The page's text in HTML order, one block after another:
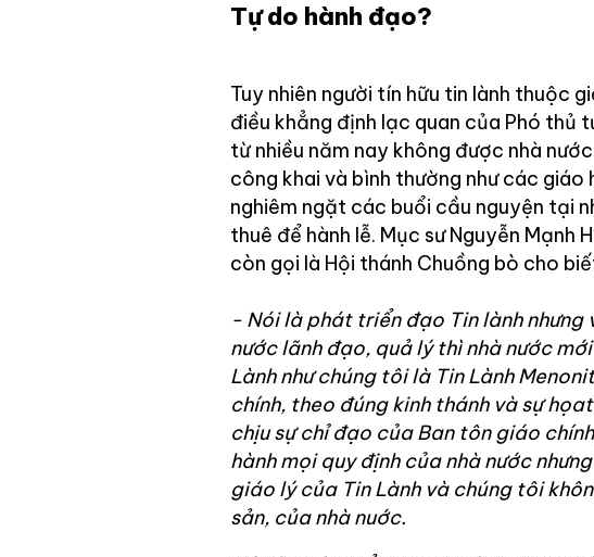
Tự do hành đạo?
Tuy nhiên người tín hữu tin lành thuộc
điều khẳng định lạc quan của Phó thủ
từ nhiều năm nay không được nhà
công khai và bình thường như các
nghiêm ngặt các buổi cầu nguyện tại
thuê để hành lễ. Mục sư Nguyễn Mạnh
còn gọi là Hội thánh Chuồng bò cho
- Nói là phát triển đạo Tin lành nhưng
nước lãnh đạo, quả lý thì nhà nước
Lành như chúng tôi là Tin Lành
chính, theo đúng kinh thánh và sự
chịu sự chỉ đạo của Ban tôn giáo
hành mọi quy định của nhà nước
giáo lý của Tin Lành và chúng tôi
sản, của nhà nuớc.